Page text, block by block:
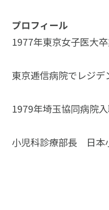
プロフィール
1977年東京女子医大
東京逓信病院でレジデ
1979年埼玉協同病院
小児科診療部長 日本